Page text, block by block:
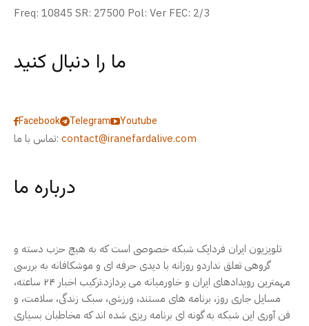
Freq: 10845 SR: 27500 Pol: Ver FEC: 2/3
ما را دنبال کنید
Facebook Telegram
Youtube
تماس با ما: contact@iranefardalive.com
درباره ما
تلویزیون ایران فردایک شبکه خصوصی است که به هیچ حزب دسته و
گروهی تعلق نداردو روزانه با دیدی حرفه ای و موشکافانه به بررسی
مهمترین رویدادهای ایران و خاورمیانه می پردازد.ترکیب اخبار ۲۴ ساعته،
مسایل جاری روز، برنامه های مستند، ورزشی، سبک زندگی، سلامت، و
فن آوری این شبکه به گونه ای برنامه ریزی شده اند که مخاطبان بسیاری